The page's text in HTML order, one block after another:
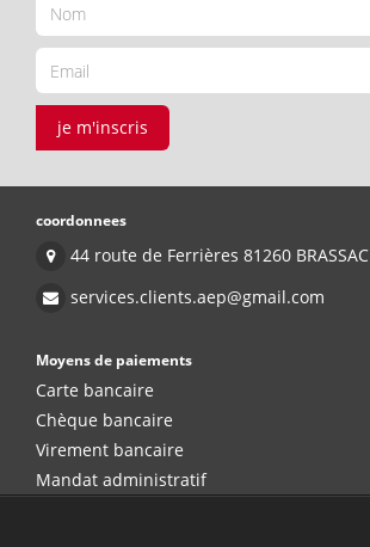
je m'inscris
coordonnees
44 route de Ferrières 81260 BRASSAC
services.clients.aep@gmail.com
Moyens de paiements
Carte bancaire
Chèque bancaire
Virement bancaire
Mandat administratif